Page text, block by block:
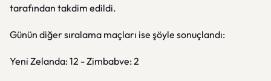
tarafından takdim edildi.
Günün diğer sıralama maçları ise şöyle sonuçlandı:
Yeni Zelanda: 12 - Zimbabve: 2